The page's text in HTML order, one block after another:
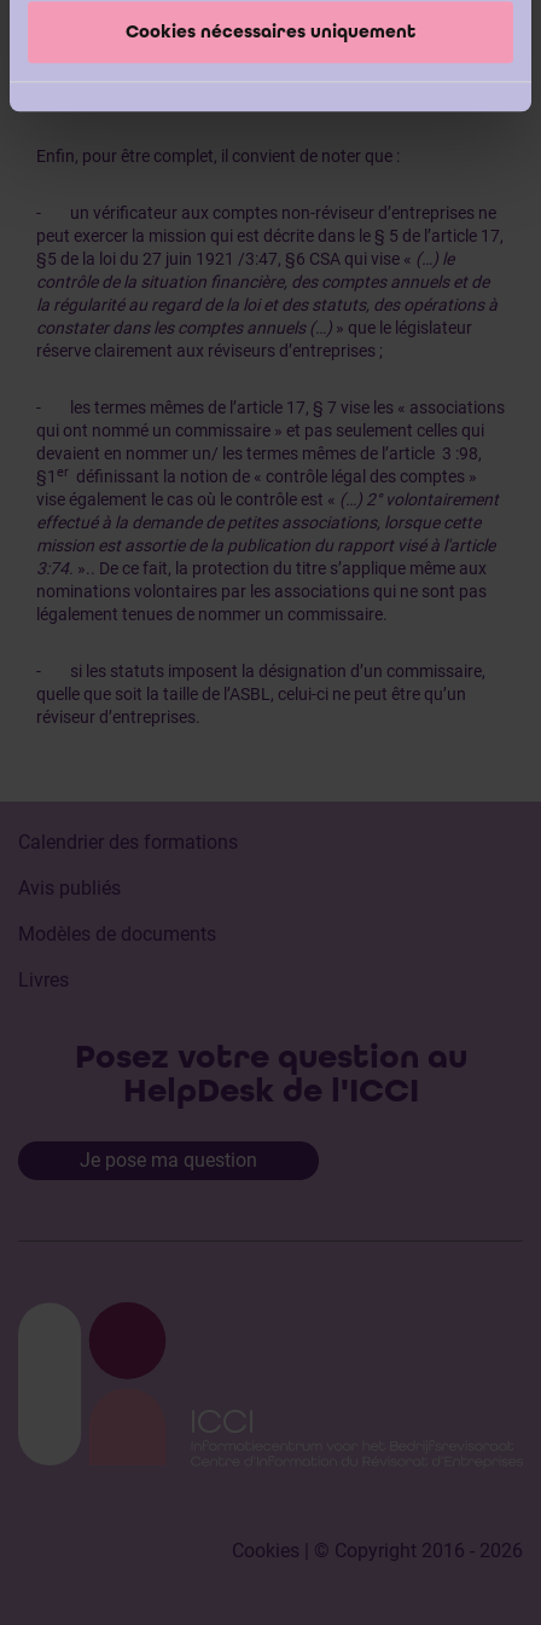
Cookies nécessaires uniquement
nécessairement un réviseur d’entreprises. Il n’existe donc pas
de disposition légale imposant cette distinction dans le titre.
Enfin, pour être complet, il convient de noter que :
- un vérificateur aux comptes non-réviseur d’entreprises ne
peut exercer la mission qui est décrite dans le § 5 de l’article 17,
§5 de la loi du 27 juin 1921 /3:47, §6 CSA qui vise « (…) le
contrôle de la situation financière, des comptes annuels et de
la régularité au regard de la loi et des statuts, des opérations à
constater dans les comptes annuels (…) » que le législateur
réserve clairement aux réviseurs d’entreprises ;
- les termes mêmes de l’article 17, § 7 vise les « associations
qui ont nommé un commissaire » et pas seulement celles qui
devaient en nommer un/ les termes mêmes de l’article 3 :98,
§1 er définissant la notion de « contrôle légal des comptes »
vise également le cas où le contrôle est « (…) 2° volontairement
effectué à la demande de petites associations, lorsque cette
mission est assortie de la publication du rapport visé à l'article
3:74. ».. De ce fait, la protection du titre s’applique même aux
nominations volontaires par les associations qui ne sont pas
légalement tenues de nommer un commissaire.
- si les statuts imposent la désignation d’un commissaire,
quelle que soit la taille de l’ASBL, celui-ci ne peut être qu’un
réviseur d’entreprises.
Calendrier des formations
Avis publiés
Modèles de documents
Livres
Posez votre question au
HelpDesk de l'ICCI
Je pose ma question
Cookies | © Copyright 2016 - 2026